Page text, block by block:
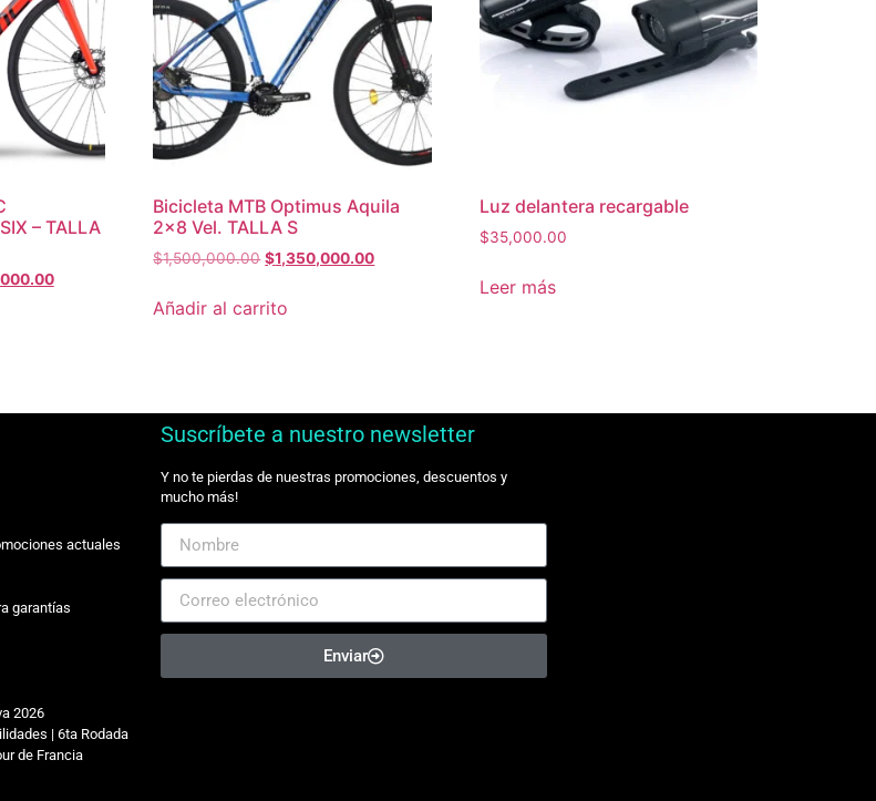
– TALLA
Bicicleta MTB Optimus Aquila
2×8 Vel. TALLA S
$1,500,000.00 $1,350,000.00
Añadir al carrito
Luz delantera recargable
$35,000.00
Leer más
actuales
garantías
2026
| 6ta Rodada
de Francia
Suscríbete a nuestro newsletter
Y no te pierdas de nuestras promociones, descuentos y
mucho más!
Enviar